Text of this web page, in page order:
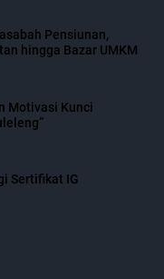
Pensiunan,
hingga Bazar UMKM
Motivasi Kunci
Sertifikat IG